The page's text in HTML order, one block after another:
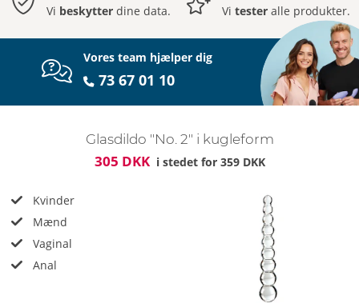
Vi beskytter dine data.
Vi tester alle produkter.
Vores team hjælper dig
73 67 01 10
Glasdildo "No. 2" i kugleform
305 DKK i stedet for 359 DKK
Kvinder
Mænd
Vaginal
Anal